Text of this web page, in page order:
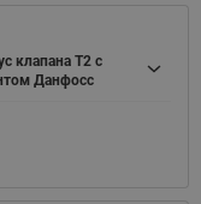
клапана T2 с
Данфосс